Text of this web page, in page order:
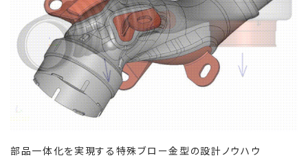
部品一体化を実現する特殊ブロー金型の設計ノウハウ